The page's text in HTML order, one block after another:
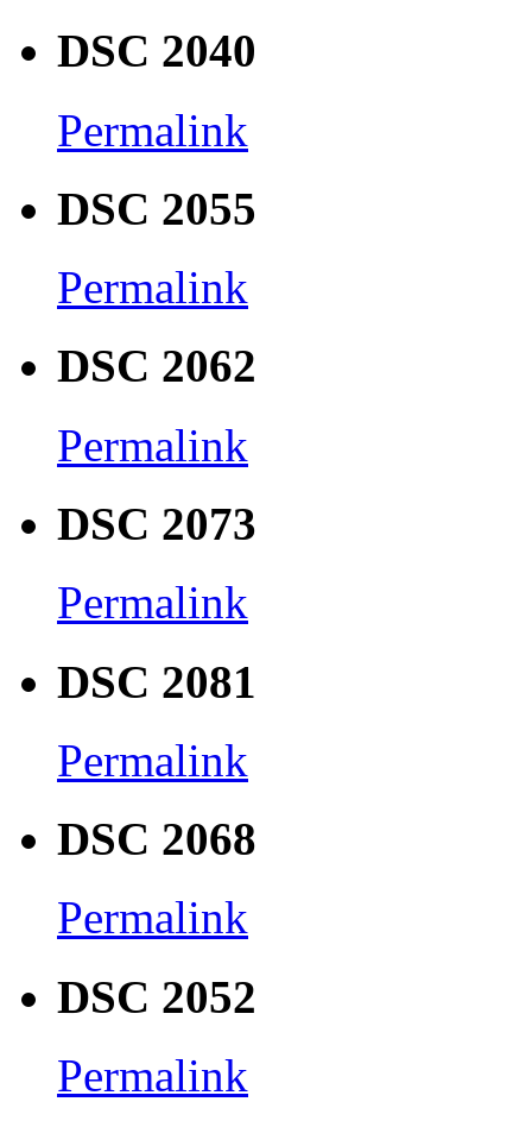
DSC 2040
Permalink
DSC 2055
Permalink
DSC 2062
Permalink
DSC 2073
Permalink
DSC 2081
Permalink
DSC 2068
Permalink
DSC 2052
Permalink